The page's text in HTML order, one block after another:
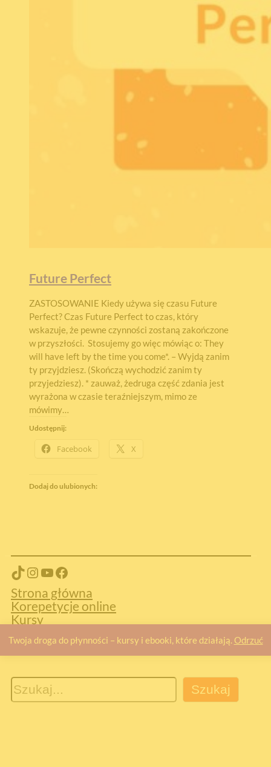
Twoja droga do płynności – kursy i ebooki, które działają. Odrzuć
Future Perfect
ZASTOSOWANIE Kiedy używa się czasu Future
Perfect? Czas Future Perfect to czas, który
wskazuje, że pewne czynności zostaną zakończone
w przyszłości. Stosujemy go więc mówiąc o: They
will have left by the time you come*. – Wyjdą zanim
ty przyjdziesz. (Skończą wychodzić zanim ty
przyjedziesz). * zauważ, żedruga część zdania jest
wyrażona w czasie teraźniejszym, mimo ze
mówimy…
Udostępnij:
Facebook X
Dodaj do ulubionych:
TikTok Instagram YouTube Facebook
Strona główna
Korepetycje online
Kursy
O mnie
Szukaj